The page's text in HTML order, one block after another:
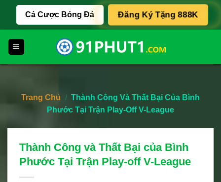
content
Cá Cược Bóng Đá Đăng Ký Tặng 888K
Trang Chủ / Thành Công Và Thất Bại Của Bình
Phước Tại Trận Play-Off V-League
Thành Công và Thất Bại của Bình
Phước Tại Trận Play-off V-League